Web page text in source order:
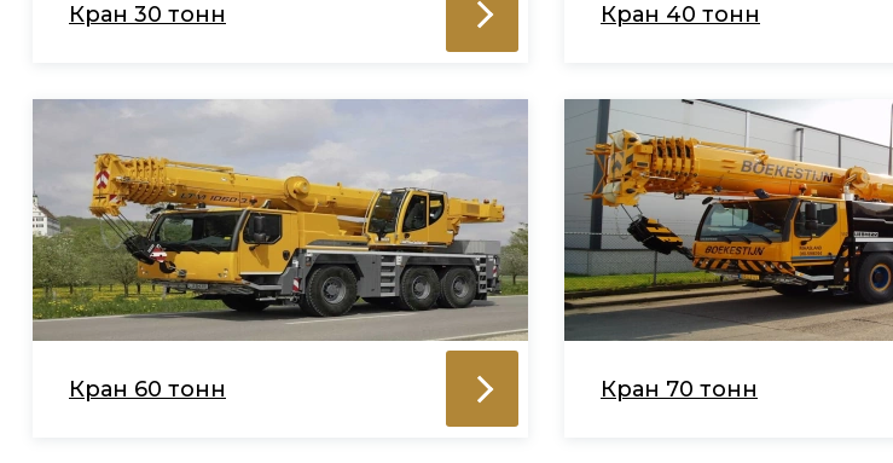
Кран 30 тонн Кран 40 тонн
Кран 60 тонн Кран 70 тонн